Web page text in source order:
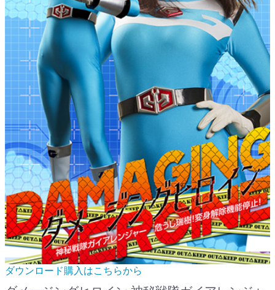
ダウンロード購入はこちらから